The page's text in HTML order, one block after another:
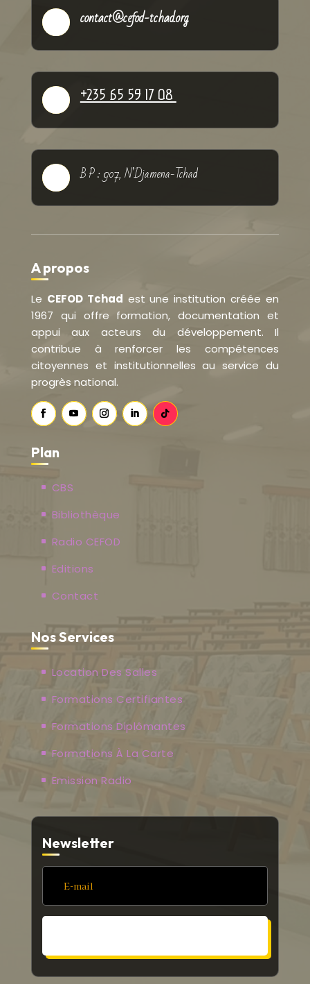
contact@cefod-tchad.org
+235 65 59 17 08
B P : 907, N’Djamena-Tchad
A propos
Le CEFOD Tchad est une institution créée en
1967 qui offre formation, documentation et
appui aux acteurs du développement. Il
contribue à renforcer les compétences
citoyennes et institutionnelles au service du
progrès national.
Plan
CBS
Bibliothèque
Radio CEFOD
Editions
Contact
Nos Services
Location Des Salles
Formations Certifiantes
Formations Diplômantes
Formations À La Carte
Emission Radio
Newsletter